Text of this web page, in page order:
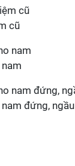
cũ
đứng, ngầu